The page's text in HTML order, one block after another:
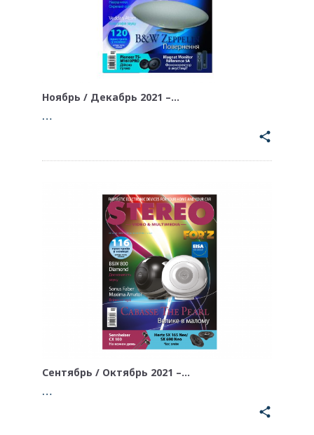
Ноябрь / Декабрь 2021 –…
…
share
Сентябрь / Октябрь 2021 –…
…
share